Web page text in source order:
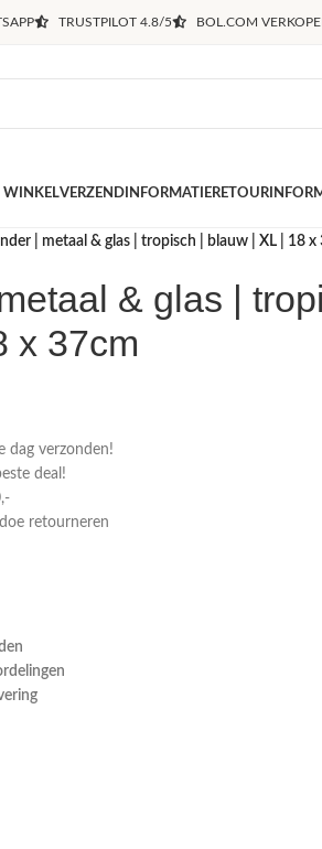
TRUSTPILOT 4.8/5 BOL.COM
WINKELVERZENDINFORMATIE
| metaal & glas | tropisch | blauw | XL | 18 x
& glas |
x 37cm
dag verzonden!
deal!
retourneren